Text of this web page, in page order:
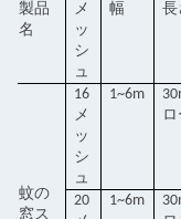
製品
名
メ
ッ
シ
ュ
幅 長
蚊の
窓ス
16
メ
ッ
シ
ュ
1~6m
20
1~6m